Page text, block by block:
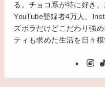
る。チョコ系が特に好き
YouTube登録者4万人、
ズボラだけどこだわり強
ティも求めた生活を日々模